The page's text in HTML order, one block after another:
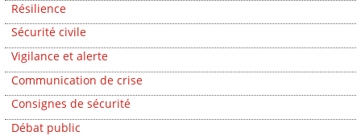
Résilience
Sécurité civile
Vigilance et alerte
Communication de crise
Consignes de sécurité
Débat public